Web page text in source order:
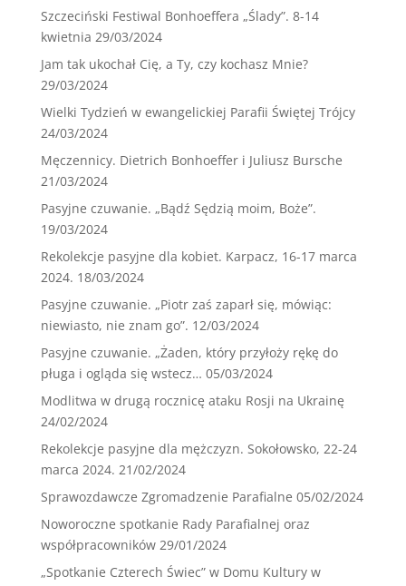
Szczeciński Festiwal Bonhoeffera „Ślady”. 8-14
kwietnia 29/03/2024
Jam tak ukochał Cię, a Ty, czy kochasz Mnie?
29/03/2024
Wielki Tydzień w ewangelickiej Parafii Świętej Trójcy
24/03/2024
Męczennicy. Dietrich Bonhoeffer i Juliusz Bursche
21/03/2024
Pasyjne czuwanie. „Bądź Sędzią moim, Boże”.
19/03/2024
Rekolekcje pasyjne dla kobiet. Karpacz, 16-17 marca
2024. 18/03/2024
Pasyjne czuwanie. „Piotr zaś zaparł się, mówiąc:
niewiasto, nie znam go”. 12/03/2024
Pasyjne czuwanie. „Żaden, który przyłoży rękę do
pługa i ogląda się wstecz… 05/03/2024
Modlitwa w drugą rocznicę ataku Rosji na Ukrainę
24/02/2024
Rekolekcje pasyjne dla mężczyzn. Sokołowsko, 22-24
marca 2024. 21/02/2024
Sprawozdawcze Zgromadzenie Parafialne 05/02/2024
Noworoczne spotkanie Rady Parafialnej oraz
współpracowników 29/01/2024
„Spotkanie Czterech Świec” w Domu Kultury w